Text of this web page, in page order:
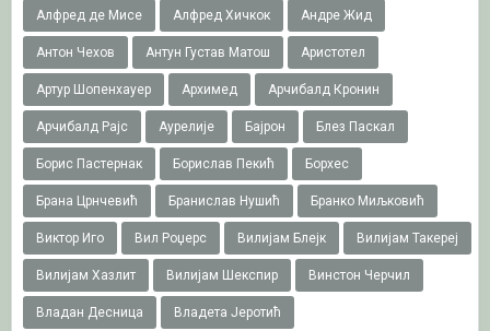
Алфред де Мисе Алфред Хичкок Андре Жид
Антон Чехов Антун Густав Матош Аристотел
Артур Шопенхауер Архимед Арчибалд Кронин
Арчибалд Рајс Аурелије Бајрон Блез Паскал
Борис Пастернак Борислав Пекић Борхес
Брана Црнчевић Бранислав Нушић Бранко Миљковић
Виктор Иго Вил Роџерс Вилијам Блејк Вилијам Такереj
Вилијам Хазлит Вилијам Шекспир Винстон Черчил
Владан Десница Владета Јеротић